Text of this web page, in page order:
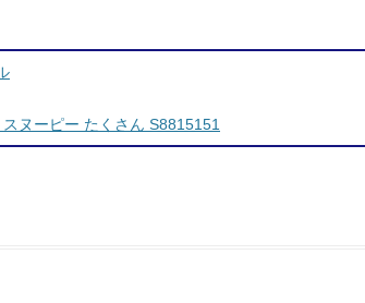
ヌーピー たくさん S8815151